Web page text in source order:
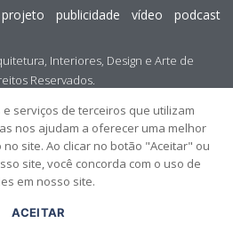
Interiores, Design e Arte de
Reservados.
projeto publicidade vídeo podcast
serviços de terceiros que utilizam
nos ajudam a oferecer uma melhor
site. Ao clicar no botão "Aceitar" ou
site, você concorda com o uso de
em nosso site.
ACEITAR